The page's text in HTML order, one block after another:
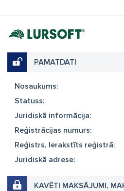
PAMATDATI
Nosaukums:
Statuss:
Juridiskā informācija:
Reģistrācijas numurs:
Reģistrs, Ierakstīts reģistrā:
Juridiskā adrese:
KAVĒTI MAKSĀJUMI,